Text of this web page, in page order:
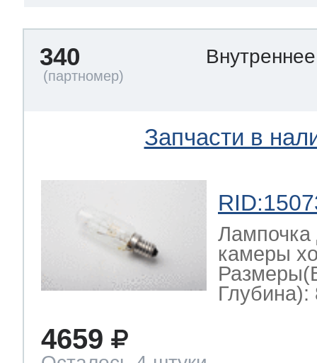
340
Запчасти в
Лампочка
камеры
Глубина):
4659